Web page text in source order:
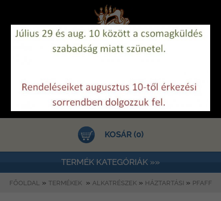
KOSÁR (0)
TERMÉK KATEGÓRIÁK »»
FŐOLDAL » TERMÉKEK » ALKATRÉSZEK» HÁZTARTÁSI » PFAFF